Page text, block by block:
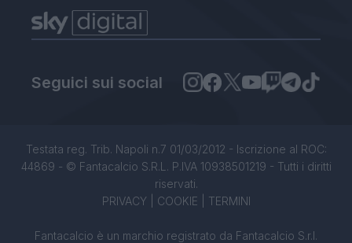
Seguici sui social
Testata reg. Trib. Napoli n.7 01/03/2012 - Iscrizione al ROC:
44869 - © Fantacalcio S.R.L. P.IVA 10938501219 - Tutti i diritti
riservati.
PRIVACY| COOKIE TERMINI
Fantacalcio è un marchio registrato da Fantacalcio S.r.l.